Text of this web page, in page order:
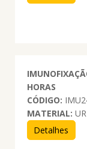
HORAS
CÓDIGO:
MATERIAL:
Detalhes